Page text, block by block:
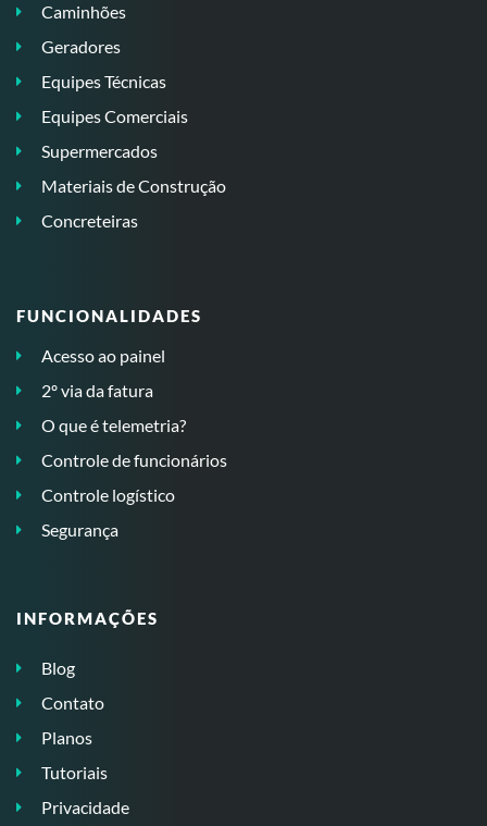
Caminhões
Geradores
Equipes Técnicas
Equipes Comerciais
Supermercados
Materiais de Construção
Concreteiras
FUNCIONALIDADES
Acesso ao painel
2º via da fatura
O que é telemetria?
Controle de funcionários
Controle logístico
Segurança
INFORMAÇÕES
Blog
Contato
Planos
Tutoriais
Privacidade